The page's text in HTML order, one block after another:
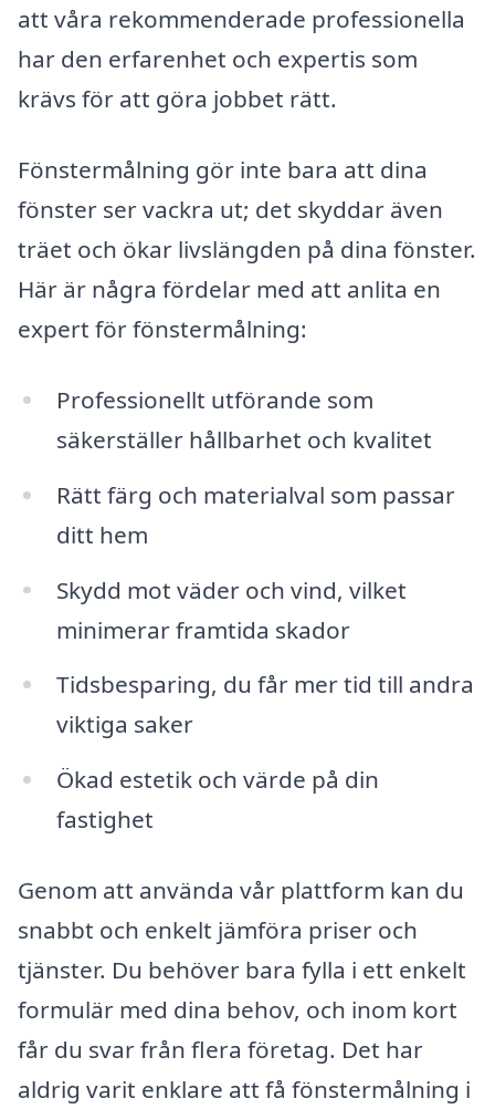
att våra rekommenderade professionella
har den erfarenhet och expertis som
krävs för att göra jobbet rätt.
Fönstermålning gör inte bara att dina
fönster ser vackra ut; det skyddar även
träet och ökar livslängden på dina fönster.
Här är några fördelar med att anlita en
expert för fönstermålning:
Professionellt utförande som
säkerställer hållbarhet och kvalitet
Rätt färg och materialval som passar
ditt hem
Skydd mot väder och vind, vilket
minimerar framtida skador
Tidsbesparing, du får mer tid till andra
viktiga saker
Ökad estetik och värde på din
fastighet
Genom att använda vår plattform kan du
snabbt och enkelt jämföra priser och
tjänster. Du behöver bara fylla i ett enkelt
formulär med dina behov, och inom kort
får du svar från flera företag. Det har
aldrig varit enklare att få fönstermålning i